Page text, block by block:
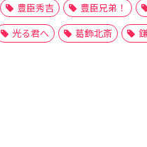
豊臣秀吉
豊臣兄弟！
光る君へ
葛飾北斎